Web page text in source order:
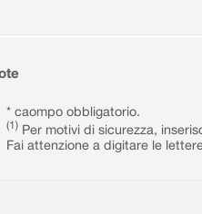
* caompo obbligatorio.
(1) Per motivi di sicurezza,
Fai attenzione a digitare le